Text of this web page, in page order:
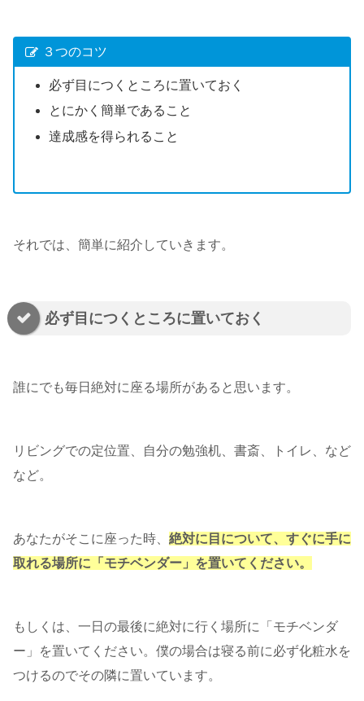
３つのコツ
必ず目につくところに置いておく
とにかく簡単であること
達成感を得られること
それでは、簡単に紹介していきます。
必ず目につくところに置いておく
誰にでも毎日絶対に座る場所があると思います。
リビングでの定位置、自分の勉強机、書斎、トイレ、など
など。
あなたがそこに座った時、 絶対に目について、すぐに手に
取れる場所に「モチベンダー」を置いてください。
もしくは、一日の最後に絶対に行く場所に「モチベンダ
ー」を置いてください。僕の場合は寝る前に必ず化粧水を
つけるのでその隣に置いています。